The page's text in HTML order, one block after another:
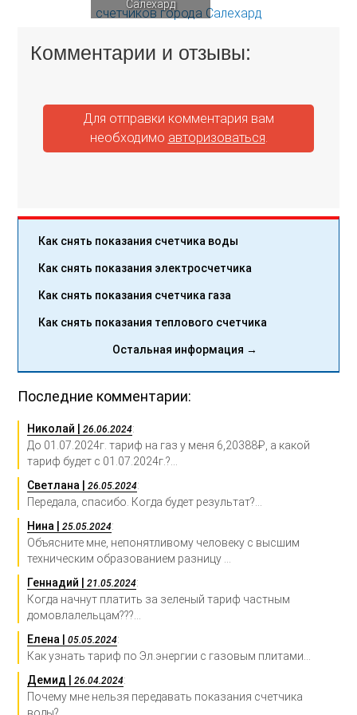
Салехард
Комментарии и отзывы:
Для отправки комментария вам
необходимо авторизоваться
Как снять показания счетчика воды
Как снять показания электросчетчика
Как снять показания счетчика газа
Как снять показания теплового счетчика
Остальная информация →
Последние комментарии:
Николай |26.06.2024:
До 01.07.2024г. тариф на газ у меня 6,20388₽, а какой
тариф будет с 01.07.2024г.?...
Светлана |26.05.2024:
Передала, спасибо. Когда будет результат?...
Нина |25.05.2024:
Объясните мне, непонятливому человеку с высшим
техническим образованием разницу ...
Геннадий |21.05.2024:
Когда начнут платить за зеленый тариф частным
домовлалельцам???...
Елена |05.05.2024:
Как узнать тариф по Эл.энергии с газовым плитами...
Демид |26.04.2024:
Почему мне нельзя передавать показания счетчика
воды?...